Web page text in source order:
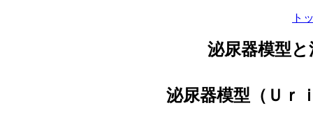
ト
泌尿器模型
泌尿器模型（Ｕｒ